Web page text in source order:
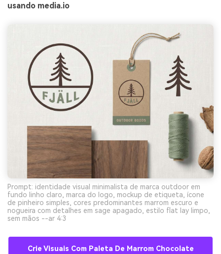
usando media.io
Prompt: identidade visual minimalista de marca outdoor em
fundo linho claro, marca do logo, mockup de etiqueta, ícone
de pinheiro simples, cores predominantes marrom escuro e
nogueira com detalhes em sage apagado, estilo flat lay limpo,
sem mãos --ar 4:3
Crie Visuais Com Paleta De Marrom Chocolate